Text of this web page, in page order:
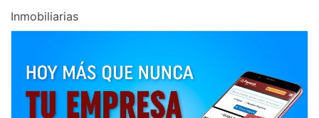
Inmobiliarias